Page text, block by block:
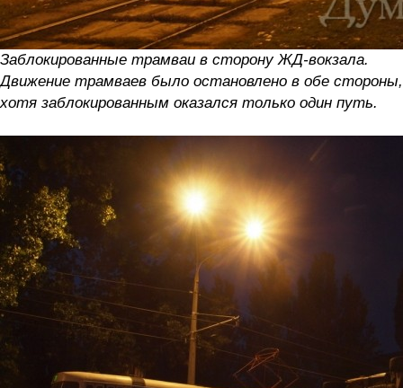
Заблокированные трамваи в сторону ЖД-вокзала.
Движение трамваев было остановлено в обе стороны,
хотя заблокированным оказался только один путь.